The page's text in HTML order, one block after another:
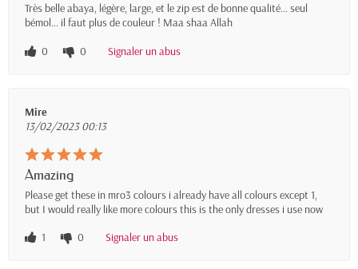
Très belle abaya, légère, large, et le zip est de bonne qualité... seul
bémol... il faut plus de couleur ! Maa shaa Allah
0
0 Signaler un abus
Mire
13/02/2023 00:13
Amazing
Please get these in mro3 colours i already have all colours except 1,
but I would really like more colours this is the only dresses i use now
1
0 Signaler un abus